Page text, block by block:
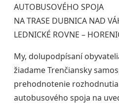
AUTOBUSOVÉHO SPOJA
NA TRASE DUBNICA NAD
LEDNICKÉ ROVNE –
My, dolupodpísaní
žiadame Trenčiansky
prehodnotenie
autobusového spoja na